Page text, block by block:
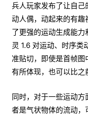
兵人玩家发布了让自
动人偶，动起来的有
了更强的运动生成能
灵 1.6 对运动、时序类
准贴切，即使是首帧
有所体现，也可以比之
同时，对于一些运动
者是气状物体的流动，